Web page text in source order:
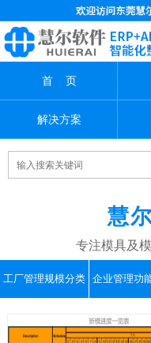
首 页
解决方案
工厂管理规模分类 企业管理功